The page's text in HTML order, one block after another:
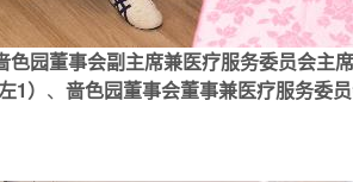
园董事会副主席兼医疗服务委员会主
1） 、 啬色园董事会董事兼医疗服务委